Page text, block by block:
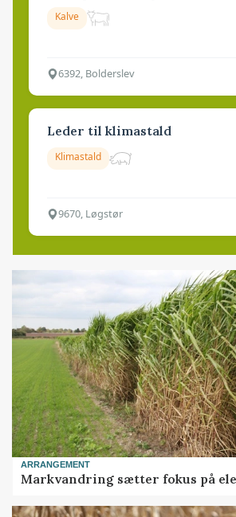
Kalve
6392, Bolderslev
Leder til klimastald
Klimastald
9670, Løgstør
ARRANGEMENT
Markvandring sætter fokus på